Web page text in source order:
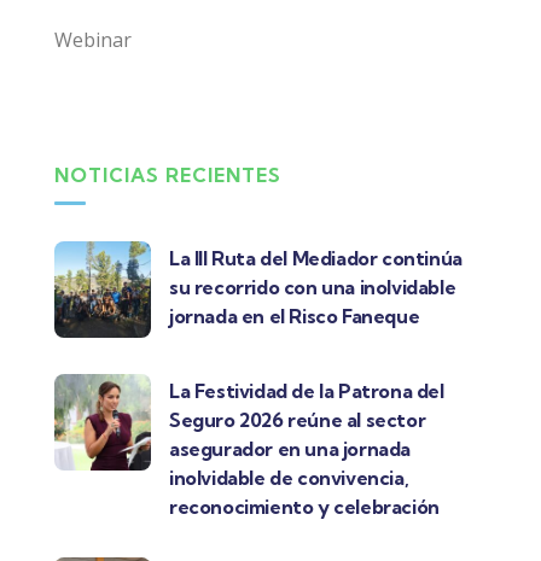
Webinar
NOTICIAS RECIENTES
La III Ruta del Mediador continúa
su recorrido con una inolvidable
jornada en el Risco Faneque
La Festividad de la Patrona del
Seguro 2026 reúne al sector
asegurador en una jornada
inolvidable de convivencia,
reconocimiento y celebración